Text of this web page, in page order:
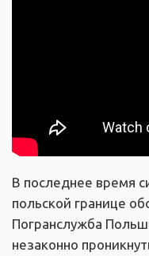
В последнее время
польской границе
Погранслужба
незаконно